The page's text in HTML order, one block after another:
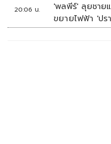
20:06 น.
'พลพีร์' ลุยชาย
ขยายไฟฟ้า 'ปร